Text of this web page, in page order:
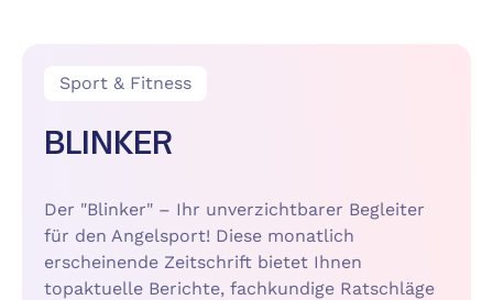
Sport & Fitness
BLINKER
Der "Blinker" – Ihr unverzichtbarer Begleiter
für den Angelsport! Diese monatlich
erscheinende Zeitschrift bietet Ihnen
topaktuelle Berichte, fachkundige Ratschläge